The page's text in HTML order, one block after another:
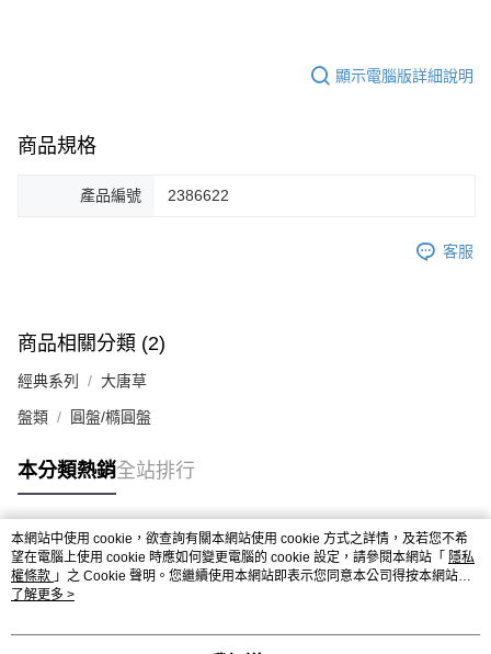
顯示電腦版詳細說明
商品規格
產品編號 2386622
客服
商品相關分類 (2)
經典系列 大唐草
盤類 圓盤/橢圓盤
本分類熱銷全站排行
熱門標籤
本網站中使用 cookie，欲查詢有關本網站使用 cookie 方式之詳情，及若您不希
望在電腦上使用 cookie 時應如何變更電腦的 cookie 設定，請參閱本網站「 隱私
權條款 」之 Cookie 聲明。您繼續使用本網站即表示您同意本公司得按本網站使
用條款之 Cookie 聲明使用 cookie。
了解更多 >